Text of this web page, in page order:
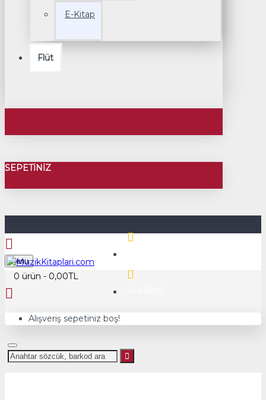
E-Kitap
Flüt
SEPETINIZ
Menu
0 ürün - 0,00TL
Alışveriş sepetiniz boş!